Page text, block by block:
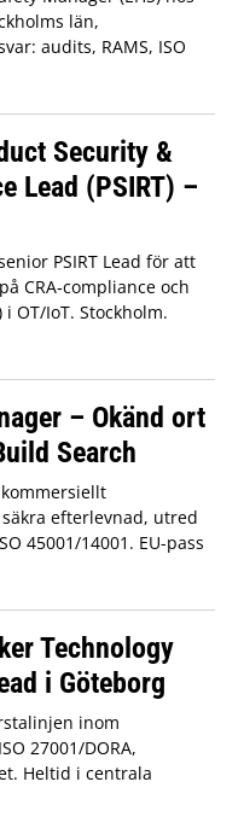
län,
audits, RAMS, ISO
Security &
Lead (PSIRT) –
PSIRT Lead för att
CRA‑compliance och
OT/IoT. Stockholm.
– Okänd ort
Search
efterlevnad, utred
45001/14001. EU-pass
Technology
i Göteborg
inom
27001/DORA,
Heltid i centrala